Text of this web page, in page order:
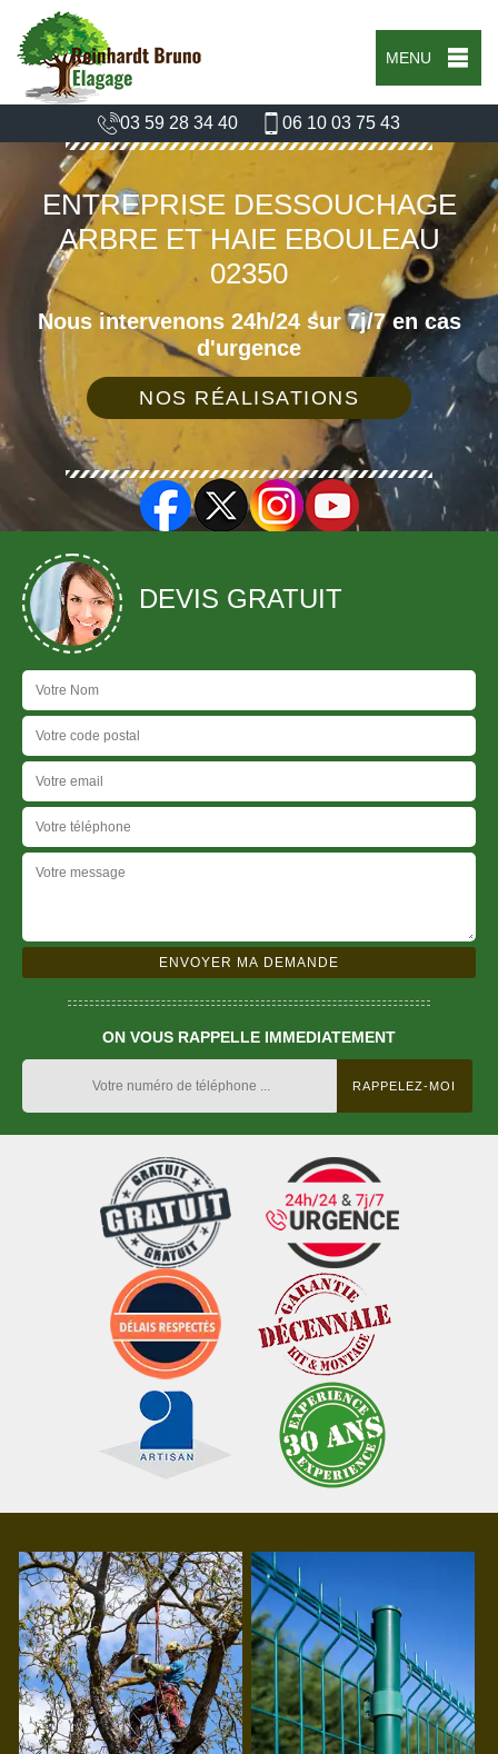
MENU
03 59 28 34 40 06 10 03 75 43
ENTREPRISE DESSOUCHAGE
ARBRE ET HAIE EBOULEAU
02350
Nous intervenons 24h/24 sur 7j/7 en cas
d'urgence
NOS RÉALISATIONS
DEVIS GRATUIT
ON VOUS RAPPELLE IMMEDIATEMENT